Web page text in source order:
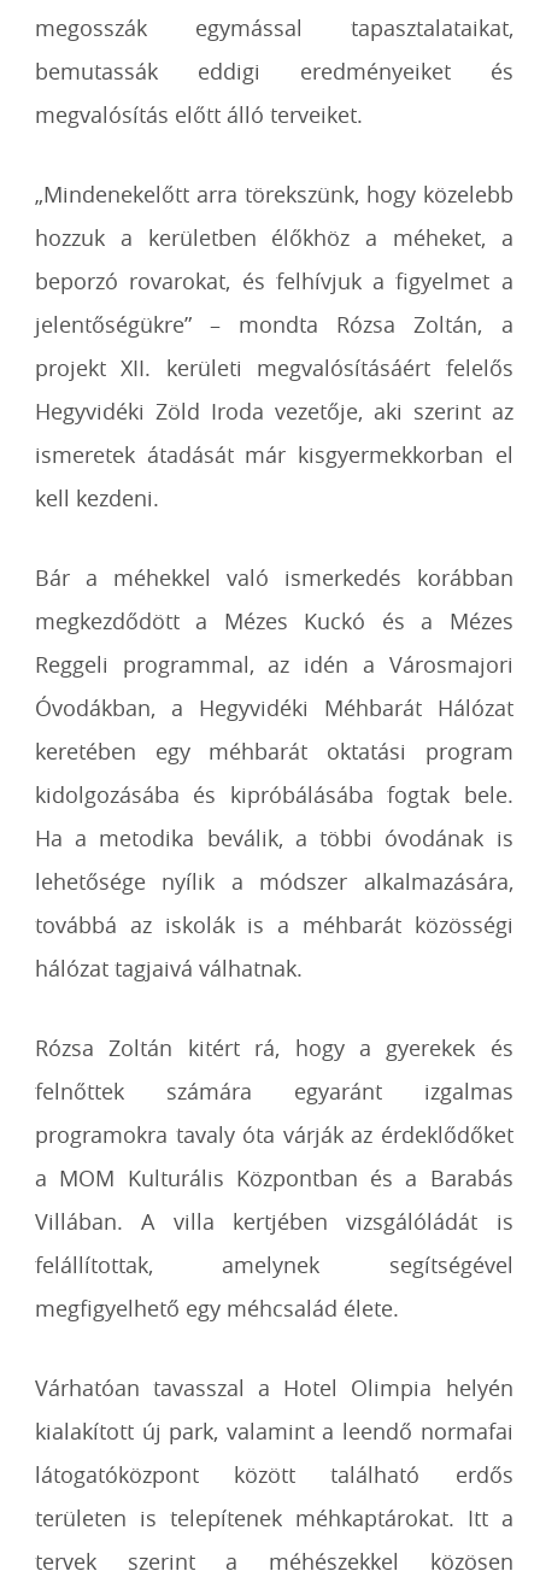
megosszák egymással tapasztalataikat,
bemutassák eddigi eredményeiket és
megvalósítás előtt álló terveiket.
„Mindenekelőtt arra törekszünk, hogy közelebb
hozzuk a kerületben élőkhöz a méheket, a
beporzó rovarokat, és felhívjuk a figyelmet a
jelentőségükre” – mondta Rózsa Zoltán, a
projekt XII. kerületi megvalósításáért felelős
Hegyvidéki Zöld Iroda vezetője, aki szerint az
ismeretek átadását már kisgyermekkorban el
kell kezdeni.
Bár a méhekkel való ismerkedés korábban
megkezdődött a Mézes Kuckó és a Mézes
Reggeli programmal, az idén a Városmajori
Óvodákban, a Hegyvidéki Méhbarát Hálózat
keretében egy méhbarát oktatási program
kidolgozásába és kipróbálásába fogtak bele.
Ha a metodika beválik, a többi óvodának is
lehetősége nyílik a módszer alkalmazására,
továbbá az iskolák is a méhbarát közösségi
hálózat tagjaivá válhatnak.
Rózsa Zoltán kitért rá, hogy a gyerekek és
felnőttek számára egyaránt izgalmas
programokra tavaly óta várják az érdeklődőket
a MOM Kulturális Központban és a Barabás
Villában. A villa kertjében vizsgálóládát is
felállítottak, amelynek segítségével
megfigyelhető egy méhcsalád élete.
Várhatóan tavasszal a Hotel Olimpia helyén
kialakított új park, valamint a leendő normafai
látogatóközpont között található erdős
területen is telepítenek méhkaptárokat. Itt a
tervek szerint a méhészekkel közösen